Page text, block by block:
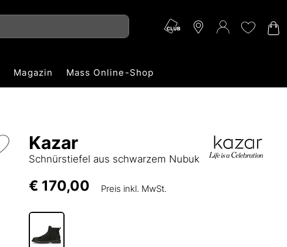
Magazin Mass Online-Shop
Kazar
Schnürstiefel aus schwarzem Nubuk
€ 170,00 Preis inkl. MwSt.